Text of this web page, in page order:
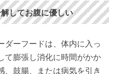
してお腹に優しい
ダーフードは、体内に入っ
て膨張し消化に時間がかか
、鼓腸、または病気を引き